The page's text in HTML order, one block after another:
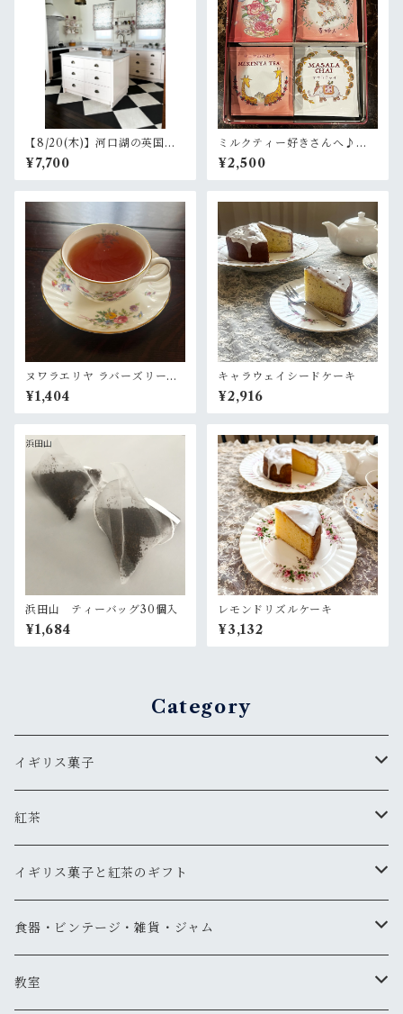
【8/20(木)】河口湖の英国菓
子教室「クランペット＆ピー
チメルバ」
¥7,700
ミルクティー好きさんへ♪ミ
ニティーバッグ16Pセット(缶
入り)
¥2,500
ヌワラエリヤ ラバーズリープ
茶園2026年2月摘み チャッ
ク袋入50g
¥1,404
キャラウェイシードケーキ
¥2,916
浜田山 ティーバッグ30個入
¥1,684
レモンドリズルケーキ
¥3,132
Category
イギリス菓子
ギフト
紅茶
ティーバッグタイプ
リーフタイプ
スリランカ
イギリス菓子と紅茶のギフト
1000円以下
リーフタイプ
1001円～2,000円
食器・ビンテージ・雑貨・ジャム
食器
教室